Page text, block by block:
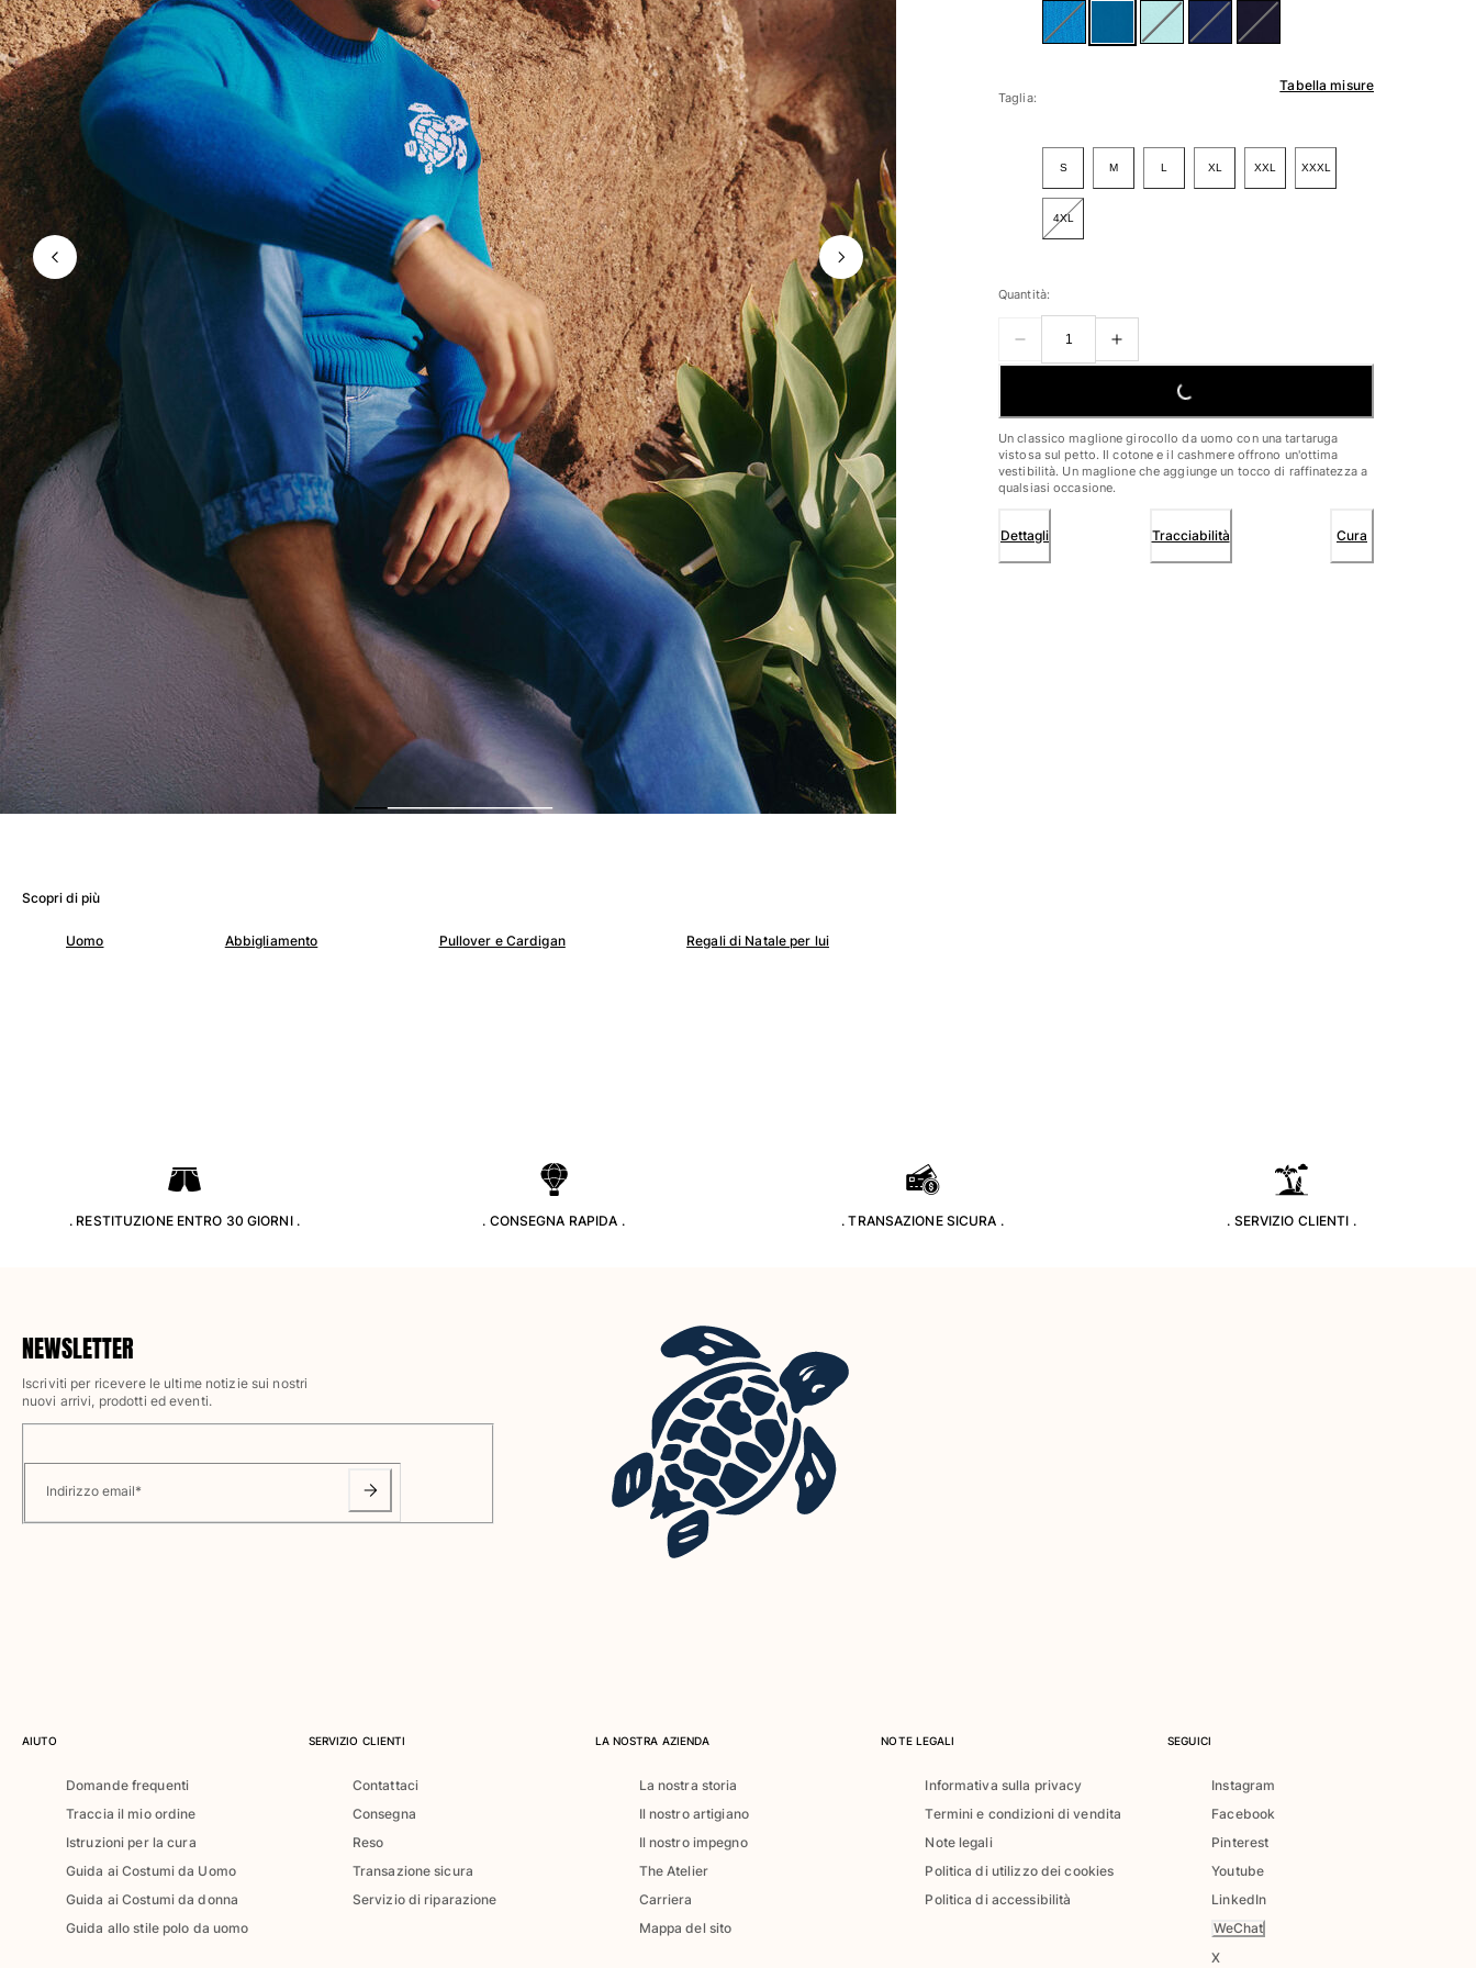
Magici
Vedi tutti i Costumi da bagno
Abbigliamento
Camicie
Bermuda
Pullover e Cardigan
Capispalla
Pantaloni
Maglieria
T-shirts
Modelli lounge
Vedi tutti i Abbigliamento
Taglie forti
Vedi tutti i Taglie forti
Donna
Vedi tutti i Donna
Costumi da bagno
Bikinis
Intero
Tops
Rashguards
Vedi tutti i Costumi da bagno
Abbigliamento
Camicie
Pantalocini mare
Classico stretch
Classico ultraleggero
Costumi da bagno Ricamati
Pantaloni
Vedi tutti i Abbigliamento
Vedi tutti i Bambina
Tabella misure
Taglia:
S M L XL XXL XXXL
4XL
Quantità:
Un classico maglione girocollo da uomo con una tartaruga
vistosa sul petto. Il cotone e il cashmere offrono un'ottima
vestibilità. Un maglione che aggiunge un tocco di raffinatezza a
qualsiasi occasione.
Dettagli Tracciabilità Cura
Scopri di più
Uomo Abbigliamento Pullover e Cardigan Regali di Natale per lui
. RESTITUZIONE ENTRO 30 GIORNI . . CONSEGNA RAPIDA . . TRANSAZIONE SICURA . . SERVIZIO CLIENTI .
NEWSLETTER
Iscriviti per ricevere le ultime notizie sui nostri
nuovi arrivi, prodotti ed eventi.
Indirizzo email*
AIUTO
Domande frequenti
Traccia il mio ordine
Istruzioni per la cura
Guida ai Costumi da Uomo
Guida ai Costumi da donna
Guida allo stile polo da uomo
SERVIZIO CLIENTI
Contattaci
Consegna
Reso
Transazione sicura
Servizio di riparazione
LA NOSTRA AZIENDA
La nostra storia
Il nostro artigiano
Il nostro impegno
The Atelier
Carriera
Mappa del sito
NOTE LEGALI
Informativa sulla privacy
Termini e condizioni di vendita
Note legali
Politica di utilizzo dei cookies
Politica di accessibilità
SEGUICI
Instagram
Facebook
Pinterest
Youtube
LinkedIn
WeChat
X